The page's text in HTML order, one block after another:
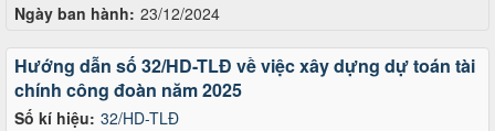
Ngày ban hành: 23/12/2024
Số kí hiệu: 32/HD-TLĐ
Hướng dẫn số 32/HD-TLĐ về việc xây dựng dự toán tài
chính công đoàn năm 2025